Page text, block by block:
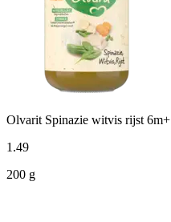
Olvarit Spinazie witvis rijst 6m+
1 .49
200 g